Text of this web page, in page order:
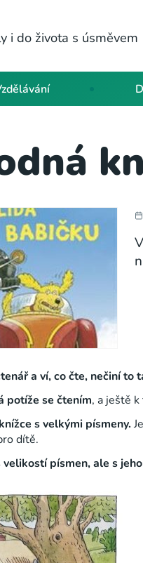
i do života s úsměvem
a ví, co čte, nečiní to
potíže se čtením, a ještě
knížce s velkými písmeny.
dítě.
písmen, ale s